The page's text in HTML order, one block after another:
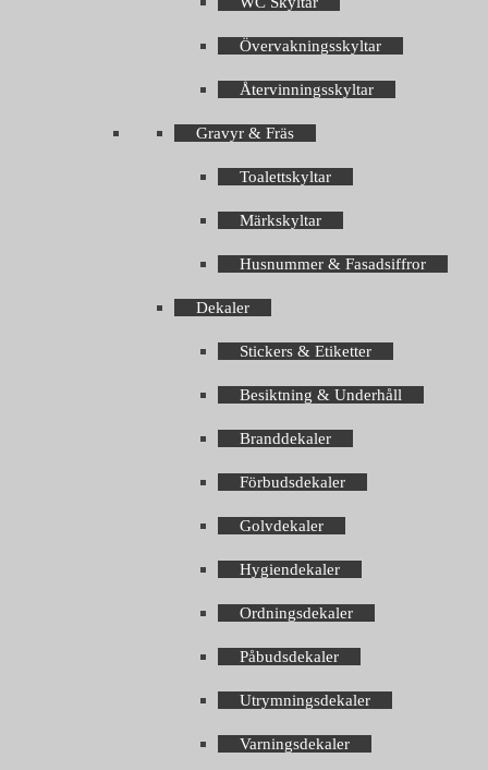
Övervakningsskyltar
Återvinningsskyltar
Gravyr & Fräs
Toalettskyltar
Märkskyltar
Husnummer & Fasadsiffror
Dekaler
Stickers & Etiketter
Besiktning & Underhåll
Branddekaler
Förbudsdekaler
Golvdekaler
Hygiendekaler
Ordningsdekaler
Påbudsdekaler
Utrymningsdekaler
Varningsdekaler